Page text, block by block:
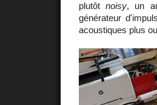
plutôtnoisy, un
générateur
acoustiques plus